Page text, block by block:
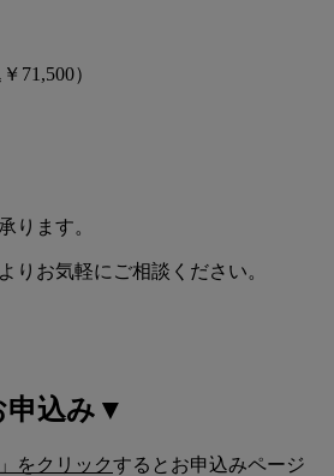
71,500）
ります。
よりお気軽にご相談ください。
申込み▼
をクリックするとお申込みページ